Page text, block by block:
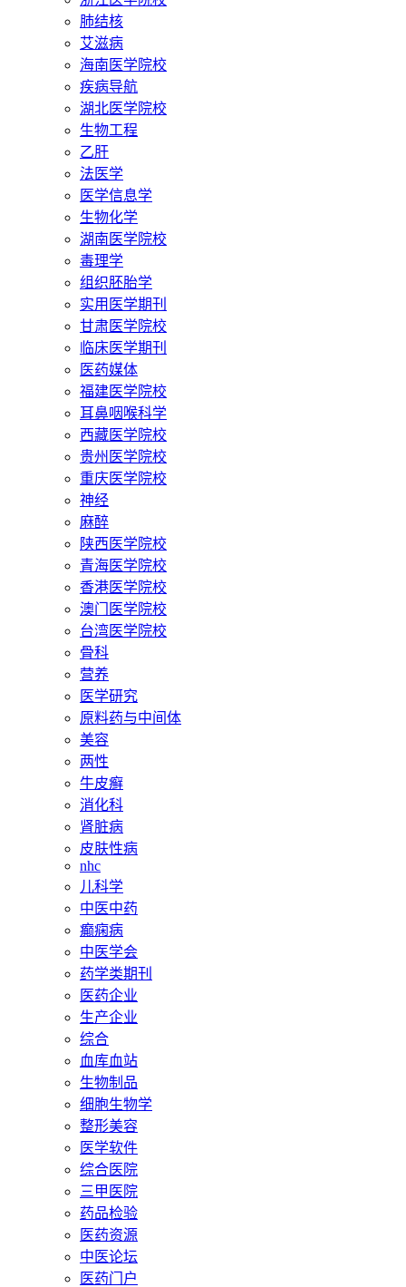
肺结核
艾滋病
海南医学院校
疾病导航
湖北医学院校
生物工程
乙肝
法医学
医学信息学
生物化学
湖南医学院校
毒理学
组织胚胎学
实用医学期刊
甘肃医学院校
临床医学期刊
医药媒体
福建医学院校
耳鼻咽喉科学
西藏医学院校
贵州医学院校
重庆医学院校
神经
麻醉
陕西医学院校
青海医学院校
香港医学院校
澳门医学院校
台湾医学院校
骨科
营养
医学研究
原料药与中间体
美容
两性
牛皮癣
消化科
肾脏病
皮肤性病
nhc
儿科学
中医中药
癫痫病
中医学会
药学类期刊
医药企业
生产企业
综合
血库血站
生物制品
细胞生物学
整形美容
医学软件
综合医院
三甲医院
药品检验
医药资源
中医论坛
医药门户